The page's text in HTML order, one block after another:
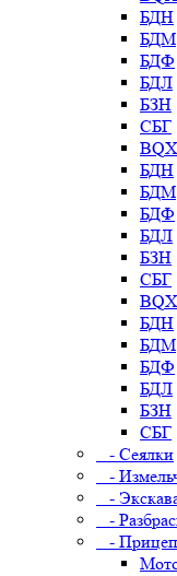
БДН
БДМ
БДФ
БДЛ
БЗН
СБГ
BQX
БДН
БДМ
БДФ
БДЛ
БЗН
СБГ
BQX
БДН
БДМ
БДФ
БДЛ
БЗН
СБГ
- Сеялки
-
-
-
-